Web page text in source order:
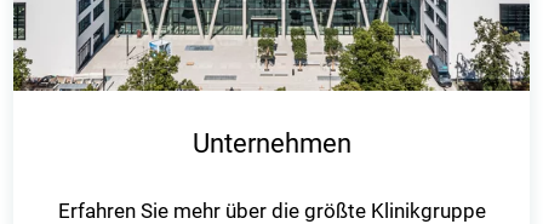
Unternehmen
Erfahren Sie mehr über die größte Klinikgruppe